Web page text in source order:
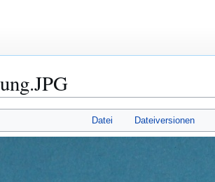
Datei Dateiversionen